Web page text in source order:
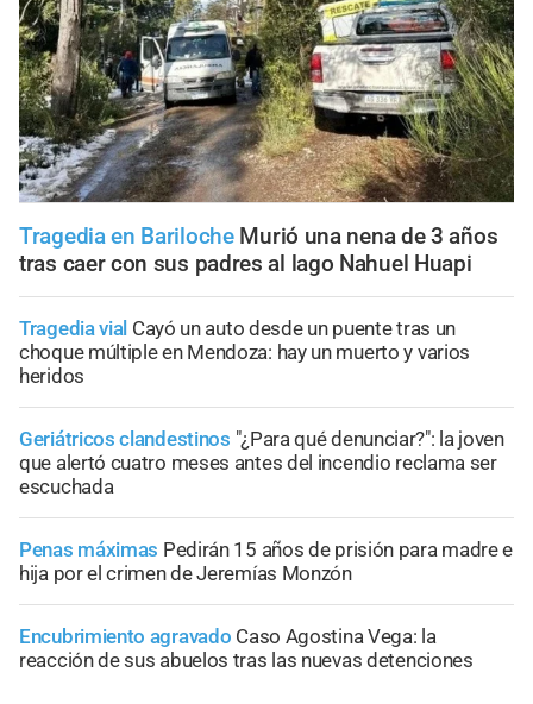
Tragedia en Bariloche Murió una nena de 3 años
tras caer con sus padres al lago Nahuel Huapi
Tragedia vial Cayó un auto desde un puente tras un
choque múltiple en Mendoza: hay un muerto y varios
heridos
Geriátricos clandestinos "¿Para qué denunciar?": la joven
que alertó cuatro meses antes del incendio reclama ser
escuchada
Penas máximas Pedirán 15 años de prisión para madre e
hija por el crimen de Jeremías Monzón
Encubrimiento agravado Caso Agostina Vega: la
reacción de sus abuelos tras las nuevas detenciones